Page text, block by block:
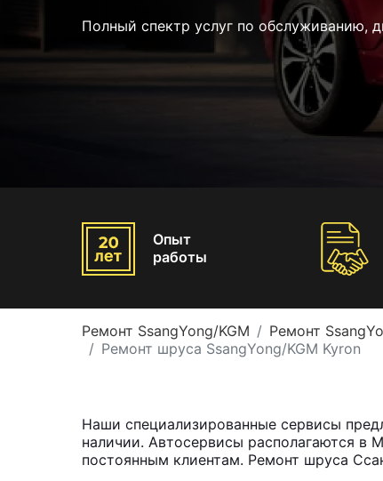
Полный спектр услуг по обслуживанию,
Опыт
работы
Ремонт SsangYong/KGM Ремонт
Ремонт шруса SsangYong/KGM Kyron
Наши специализированные сервисы
наличии. Автосервисы располагаются
постоянным клиентам. Ремонт шруса